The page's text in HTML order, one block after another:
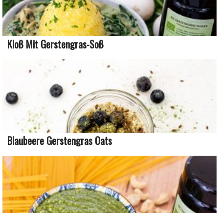
Kloß Mit Gerstengras-Soß
Blaubeere Gerstengras Oats